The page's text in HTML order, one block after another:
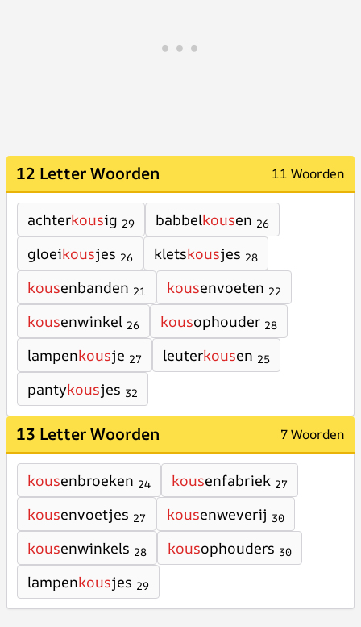
12 Letter Woorden 11 Woorden
achterkousig 29 babbelkousen 26
gloeikousjes 26 kletskousjes 28
kousenbanden 21 kousenvoeten 22
kousenwinkel 26 kousophouder 28
lampenkousje 27 leuterkousen 25
pantykousjes 32
13 Letter Woorden 7 Woorden
kousenbroeken 24 kousenfabriek 27
kousenvoetjes 27 kousenweverij 30
kousenwinkels 28 kousophouders 30
lampenkousjes 29